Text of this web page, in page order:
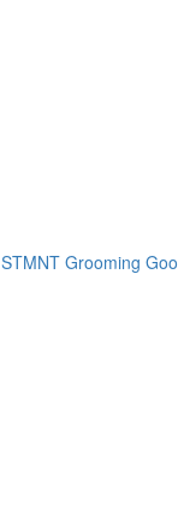
STMNT Grooming